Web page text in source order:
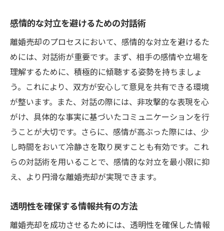
感情的な対立を避けるための対話術
離婚売却のプロセスにおいて、感情的な対立を避けるた
めには、対話術が重要です。まず、相手の感情や立場を
理解するために、積極的に傾聴する姿勢を持ちましょ
う。これにより、双方が安心して意見を共有できる環境
が整います。また、対話の際には、非攻撃的な表現を心
がけ、具体的な事実に基づいたコミュニケーションを行
うことが大切です。さらに、感情が高ぶった際には、少
し時間をおいて冷静さを取り戻すことも有効です。これ
らの対話術を用いることで、感情的な対立を最小限に抑
え、より円滑な離婚売却が実現できます。
透明性を確保する情報共有の方法
離婚売却を成功させるためには、透明性を確保した情報